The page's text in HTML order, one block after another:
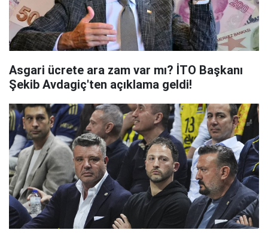
Asgari ücrete ara zam var mı? İTO Başkanı
Şekib Avdagiç'ten açıklama geldi!